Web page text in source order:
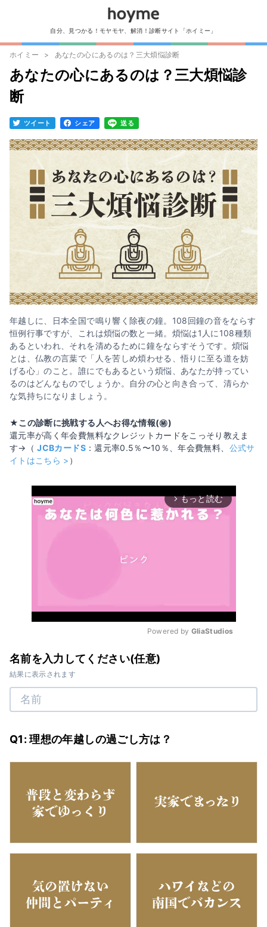
自分、見つかる！モヤモヤ、解消！診断サイト「ホイミー」
ホイミー あなたの心にあるのは？三大煩悩診断
あなたの心にあるのは？三大煩悩診
断
ツイート シェア 送る
年越しに、日本全国で鳴り響く除夜の鐘。108回鐘の音をならす
恒例行事ですが、これは煩悩の数と一緒。煩悩は1人に108種類
あるといわれ、それを清めるために鐘をならすそうです。煩悩
とは、仏教の言葉で「人を苦しめ煩わせる、悟りに至る道を妨
げる心」のこと。誰にでもあるという煩悩、あなたが持ってい
るのはどんなものでしょうか。自分の心と向き合って、清らか
な気持ちになりましょう。
★この診断に挑戦する人へお得な情報(㊙️)
還元率が高く年会費無料なクレジットカードをこっそり教えま
す→（JCBカードS：還元率0.5％〜10％、年会費無料、 公式サ
イトはこちら > ）
arrow_forward_ios もっと読む
Powered by GliaStudios
名前を入力してください(任意)
結果に表示されます
Q1: 理想の年越しの過ごし方は？